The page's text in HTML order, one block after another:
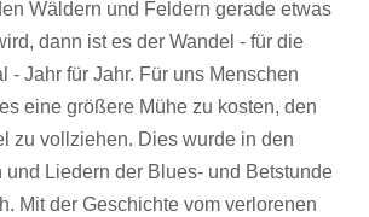
Wäldern und Feldern gerade etwas
dann ist es der Wandel - für die
- Jahr für Jahr. Für uns Menschen
eine größere Mühe zu kosten, den
zu vollziehen. Dies wurde in den
und Liedern der Blues- und Betstunde
Mit der Geschichte vom verlorenen